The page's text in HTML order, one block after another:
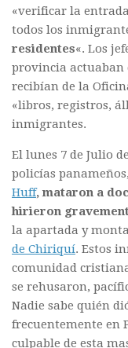
«verificar la
todos los
residentes«. Los
provincia actuaban
recibían de la
«libros, registros,
inmigrantes.
El lunes 7 de Julio
policías panameños,
Huff, mataron a
hirieron
la apartada y
de Chiriquí. Estos
comunidad
se rehusaron,
Nadie sabe quién
frecuentemente en
culpable de esta